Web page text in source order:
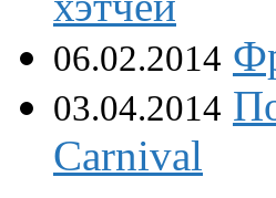
06.02.2014
03.04.2014
Сarnival